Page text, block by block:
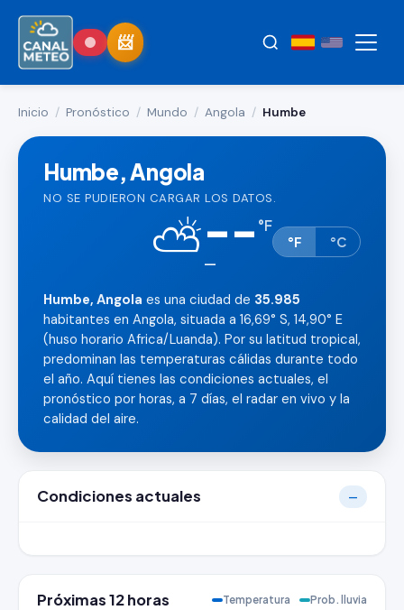
Inicio / Pronóstico / Mundo / Angola / Humbe
Humbe, Angola
NO SE PUDIERON CARGAR LOS DATOS.
⛅-- °F
—
°F °C
Humbe, Angola es una ciudad de 35.985
habitantes en Angola, situada a 16,69° S, 14,90° E
(huso horario Africa/Luanda). Por su latitud tropical,
predominan las temperaturas cálidas durante todo
el año. Aquí tienes las condiciones actuales, el
pronóstico por horas, a 7 días, el radar en vivo y la
calidad del aire.
Condiciones actuales —
Próximas 12 horas Temperatura Prob. lluvia